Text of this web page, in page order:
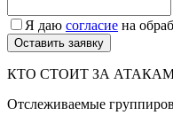
Я даю согласие на
КТО СТОИТ ЗА
Отслеживаемые